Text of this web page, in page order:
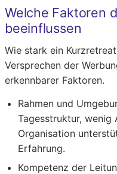
Welche Faktoren
beeinflussen
Wie stark ein
Versprechen der
erkennbarer Faktoren.
Rahmen und
Tagesstruktur, wenig
Organisation
Erfahrung.
Kompetenz der